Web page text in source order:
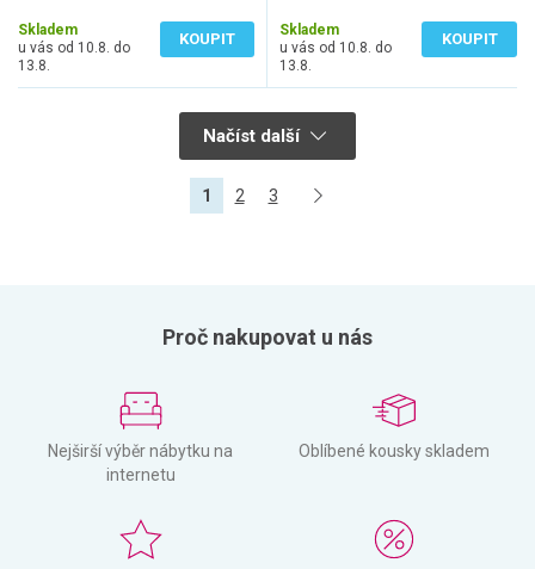
Skladem
u vás od 10.8. do
13.8.
KOUPIT
Skladem
u vás od 10.8. do
13.8.
KOUPIT
Načíst další
1 2 3
Proč nakupovat u nás
Nejširší výběr nábytku na
internetu
Oblíbené kousky skladem